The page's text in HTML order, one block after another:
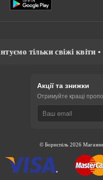
• 🔥 Доставка
Акції та знижки
Отримуйте кращі
© Бориспіль 2026 Магазин